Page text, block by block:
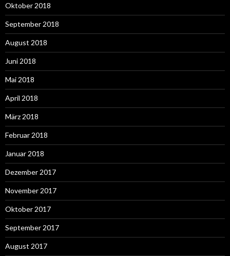
Oktober 2018
September 2018
August 2018
Juni 2018
Mai 2018
April 2018
März 2018
Februar 2018
Januar 2018
Dezember 2017
November 2017
Oktober 2017
September 2017
August 2017